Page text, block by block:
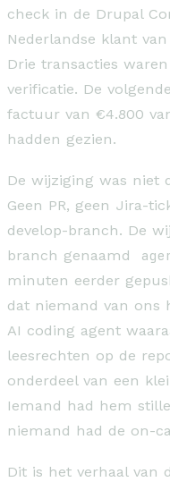
check in de Drupal
Nederlandse klant
Drie transacties
verificatie. De
factuur van €4.800
hadden gezien.
De wijziging was niet
Geen PR, geen Jira-
develop-branch. De
branch genaamd
minuten eerder
dat niemand van ons
AI coding agent
leesrechten op de
onderdeel van een
Iemand had hem
niemand had de on-
Dit is het verhaal van